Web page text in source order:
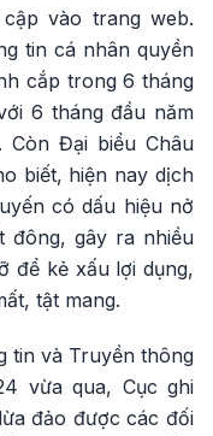
vào trang web.
tin cá nhân quyền
cắp trong 6 tháng
6 tháng đầu năm
Đại biểu Châu
biết, hiện nay dịch
có dấu hiệu nở
đông, gây ra nhiều
để kẻ xấu lợi dụng,
tật mang.
tin và Truyền thông
vừa qua, Cục ghi
đảo được các đối